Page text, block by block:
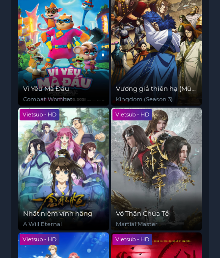
Vì Yêu Mà Đấu
Combat Wombat
Vương giả thiên hạ (Mùa
3)
Kingdom (Season 3)
Vietsub - HD
Nhất niệm vĩnh hằng
A Will Eternal
Vietsub - HD
Võ Thần Chúa Tể
Martial Master
Vietsub - HD Vietsub - HD